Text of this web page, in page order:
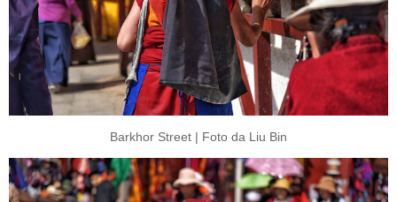
Barkhor Street | Foto da Liu Bin